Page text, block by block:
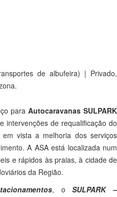
de albufeira) | Privado,
para Autocaravanas SULPARK
intervenções de requalificação do
vista a melhoria dos serviços
A ASA está localizada num
e rápidos às praias, à cidade de
da Região.
, o
SULPARK –